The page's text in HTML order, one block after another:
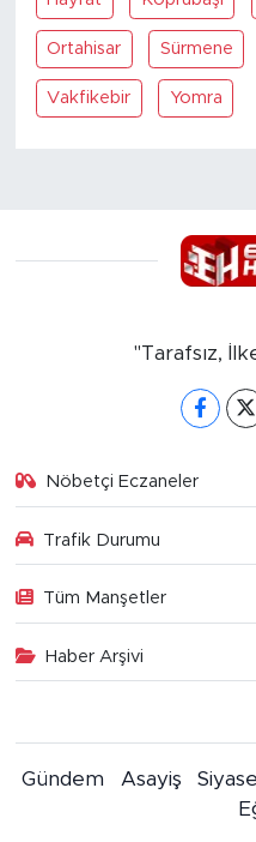
Ortahisar Sürmene
Vakfikebir Yomra
"Tarafsız,
Nöbetçi Eczaneler
Trafik Durumu
Tüm Manşetler
Haber Arşivi
Gündem Asayiş